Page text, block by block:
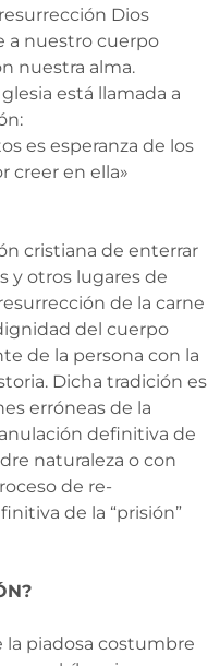
Dios
a nuestro cuerpo
nuestra alma.
está llamada a
es esperanza de los
creer en ella»
cristiana de enterrar
y otros lugares de
de la carne
del cuerpo
de la persona con la
Dicha tradición es
erróneas de la
definitiva de
naturaleza o con
de re-
de la “prisión”
la piadosa costumbre